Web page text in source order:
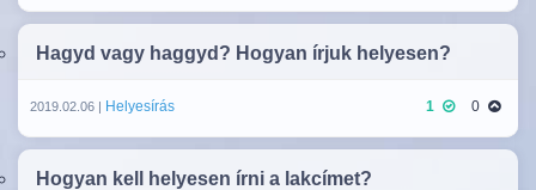
Hagyd vagy haggyd? Hogyan írjuk helyesen?
2019.02.06 | Helyesírás 1 0
Hogyan kell helyesen írni a lakcímet?